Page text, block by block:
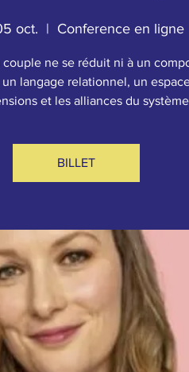
oct.
  |
Conference en ligne
couple ne se réduit ni à un
langage relationnel, un
et les alliances du
BILLET